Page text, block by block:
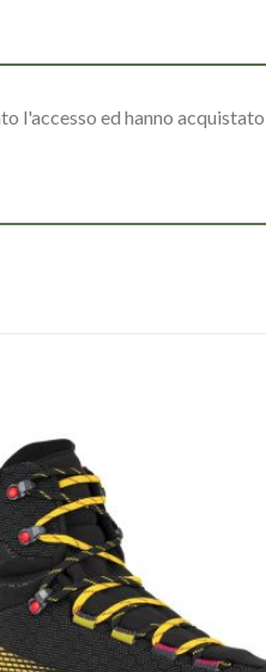
l'accesso ed hanno